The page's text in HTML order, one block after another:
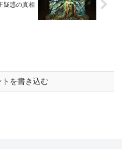
疑惑の真相
トを書き込む